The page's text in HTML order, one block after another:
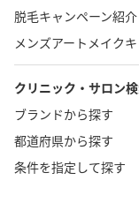
脱毛キャンペーン紹介
メンズアートメイク
クリニック・サロン
ブランドから探す
都道府県から探す
条件を指定して探す